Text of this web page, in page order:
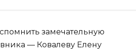
замечательную
— Ковалеву Елену